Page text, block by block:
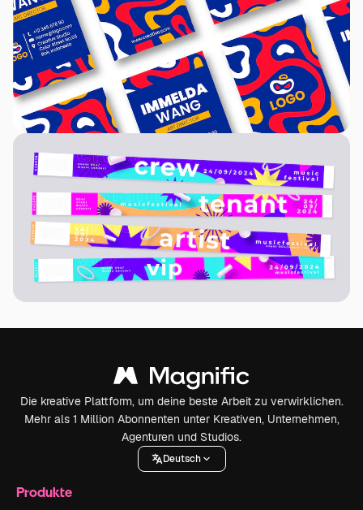
Die kreative Plattform, um deine beste Arbeit zu verwirklichen.
Mehr als 1 Million Abonnenten unter Kreativen, Unternehmen,
Agenturen und Studios.
Deutsch
Produkte